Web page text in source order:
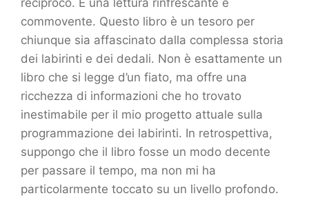
reciproco. È una lettura rinfrescante e
commovente. Questo libro è un tesoro per
chiunque sia affascinato dalla complessa storia
dei labirinti e dei dedali. Non è esattamente un
libro che si legge d’un fiato, ma offre una
ricchezza di informazioni che ho trovato
inestimabile per il mio progetto attuale sulla
programmazione dei labirinti. In retrospettiva,
suppongo che il libro fosse un modo decente
per passare il tempo, ma non mi ha
particolarmente toccato su un livello profondo.